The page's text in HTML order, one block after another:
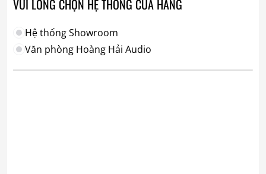
VUI LÒNG CHỌN HỆ THỐNG CỬA HÀNG
Hệ thống Showroom
Văn phòng Hoàng Hải Audio